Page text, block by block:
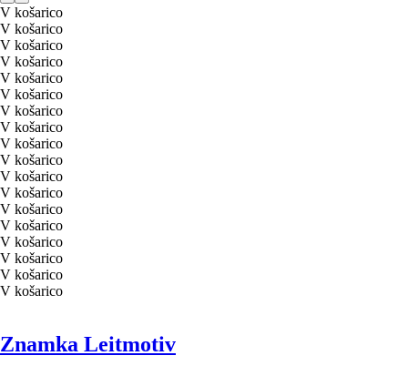
V košarico
V košarico
V košarico
V košarico
V košarico
V košarico
V košarico
V košarico
V košarico
V košarico
V košarico
V košarico
V košarico
V košarico
V košarico
V košarico
V košarico
V košarico
Znamka Leitmotiv